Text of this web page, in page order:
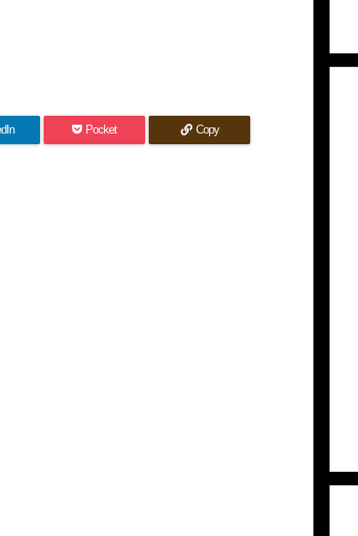
Pocket Copy